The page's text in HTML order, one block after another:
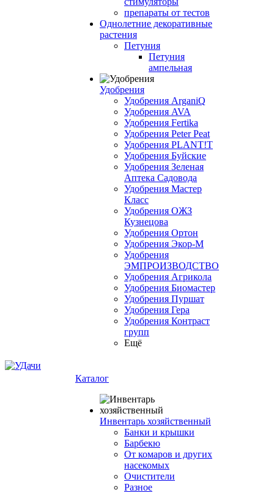
препараты от тестов
Однолетние декоративные
растения
Петуния
Петуния
ампельная
Удобрения
Удобрения ArganiQ
Удобрения AVA
Удобрения Fertika
Удобрения Peter Peat
Удобрения PLANT!T
Удобрения Буйские
Удобрения Зеленая
Аптека Садовода
Удобрения Мастер
Класс
Удобрения ОЖЗ
Кузнецова
Удобрения Ортон
Удобрения Экор-М
Удобрения
ЭМПРОИЗВОДСТВО
Удобрения Агрикола
Удобрения Биомастер
Удобрения Пуршат
Удобрения Гера
Удобрения Контраст
групп
Ещё
Каталог
Инвентарь хозяйственный
Банки и крышки
Барбекю
От комаров и других
насекомых
Очистители
Разное